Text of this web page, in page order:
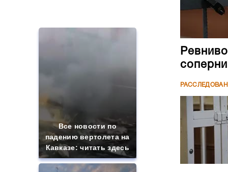
Все новости по
падению вертолета на
Кавказе: читать здесь